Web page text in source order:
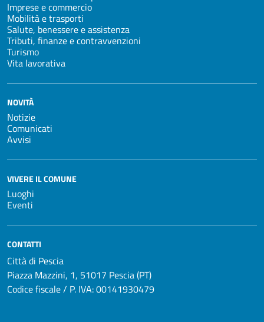
Imprese e commercio
Mobilità e trasporti
Salute, benessere e assistenza
Tributi, finanze e contravvenzioni
Turismo
Vita lavorativa
NOVITÀ
Notizie
Comunicati
Avvisi
VIVERE IL COMUNE
Luoghi
Eventi
CONTATTI
Città di Pescia
Piazza Mazzini, 1, 51017 Pescia (PT)
Codice fiscale / P. IVA: 00141930479